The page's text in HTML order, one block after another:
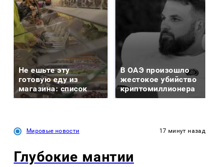
Не ешьте эту
готовую еду из
магазина: список
В ОАЭ произошло
жестокое убийство
криптомиллионера
Мировые новости 17 минут назад
Глубокие мантии